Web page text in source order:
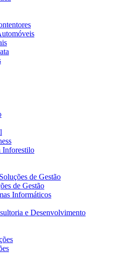
Inforestilo
de Gestão
de Gestão
Informáticos
e Desenvolvimento